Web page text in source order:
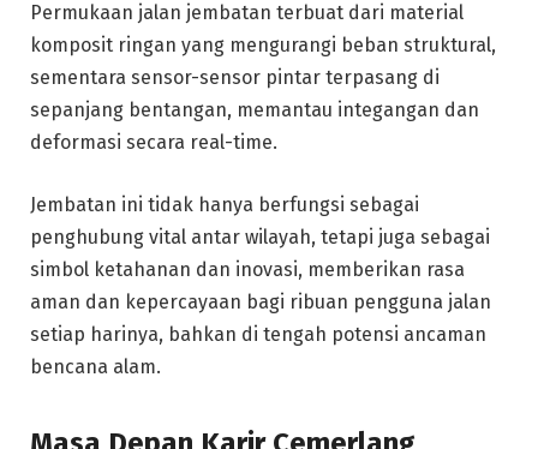
Permukaan jalan jembatan terbuat dari material
komposit ringan yang mengurangi beban struktural,
sementara sensor-sensor pintar terpasang di
sepanjang bentangan, memantau integangan dan
deformasi secara real-time.
Jembatan ini tidak hanya berfungsi sebagai
penghubung vital antar wilayah, tetapi juga sebagai
simbol ketahanan dan inovasi, memberikan rasa
aman dan kepercayaan bagi ribuan pengguna jalan
setiap harinya, bahkan di tengah potensi ancaman
bencana alam.